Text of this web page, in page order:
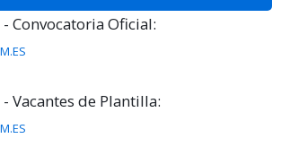
- Convocatoria Oficial:
- Vacantes de Plantilla: